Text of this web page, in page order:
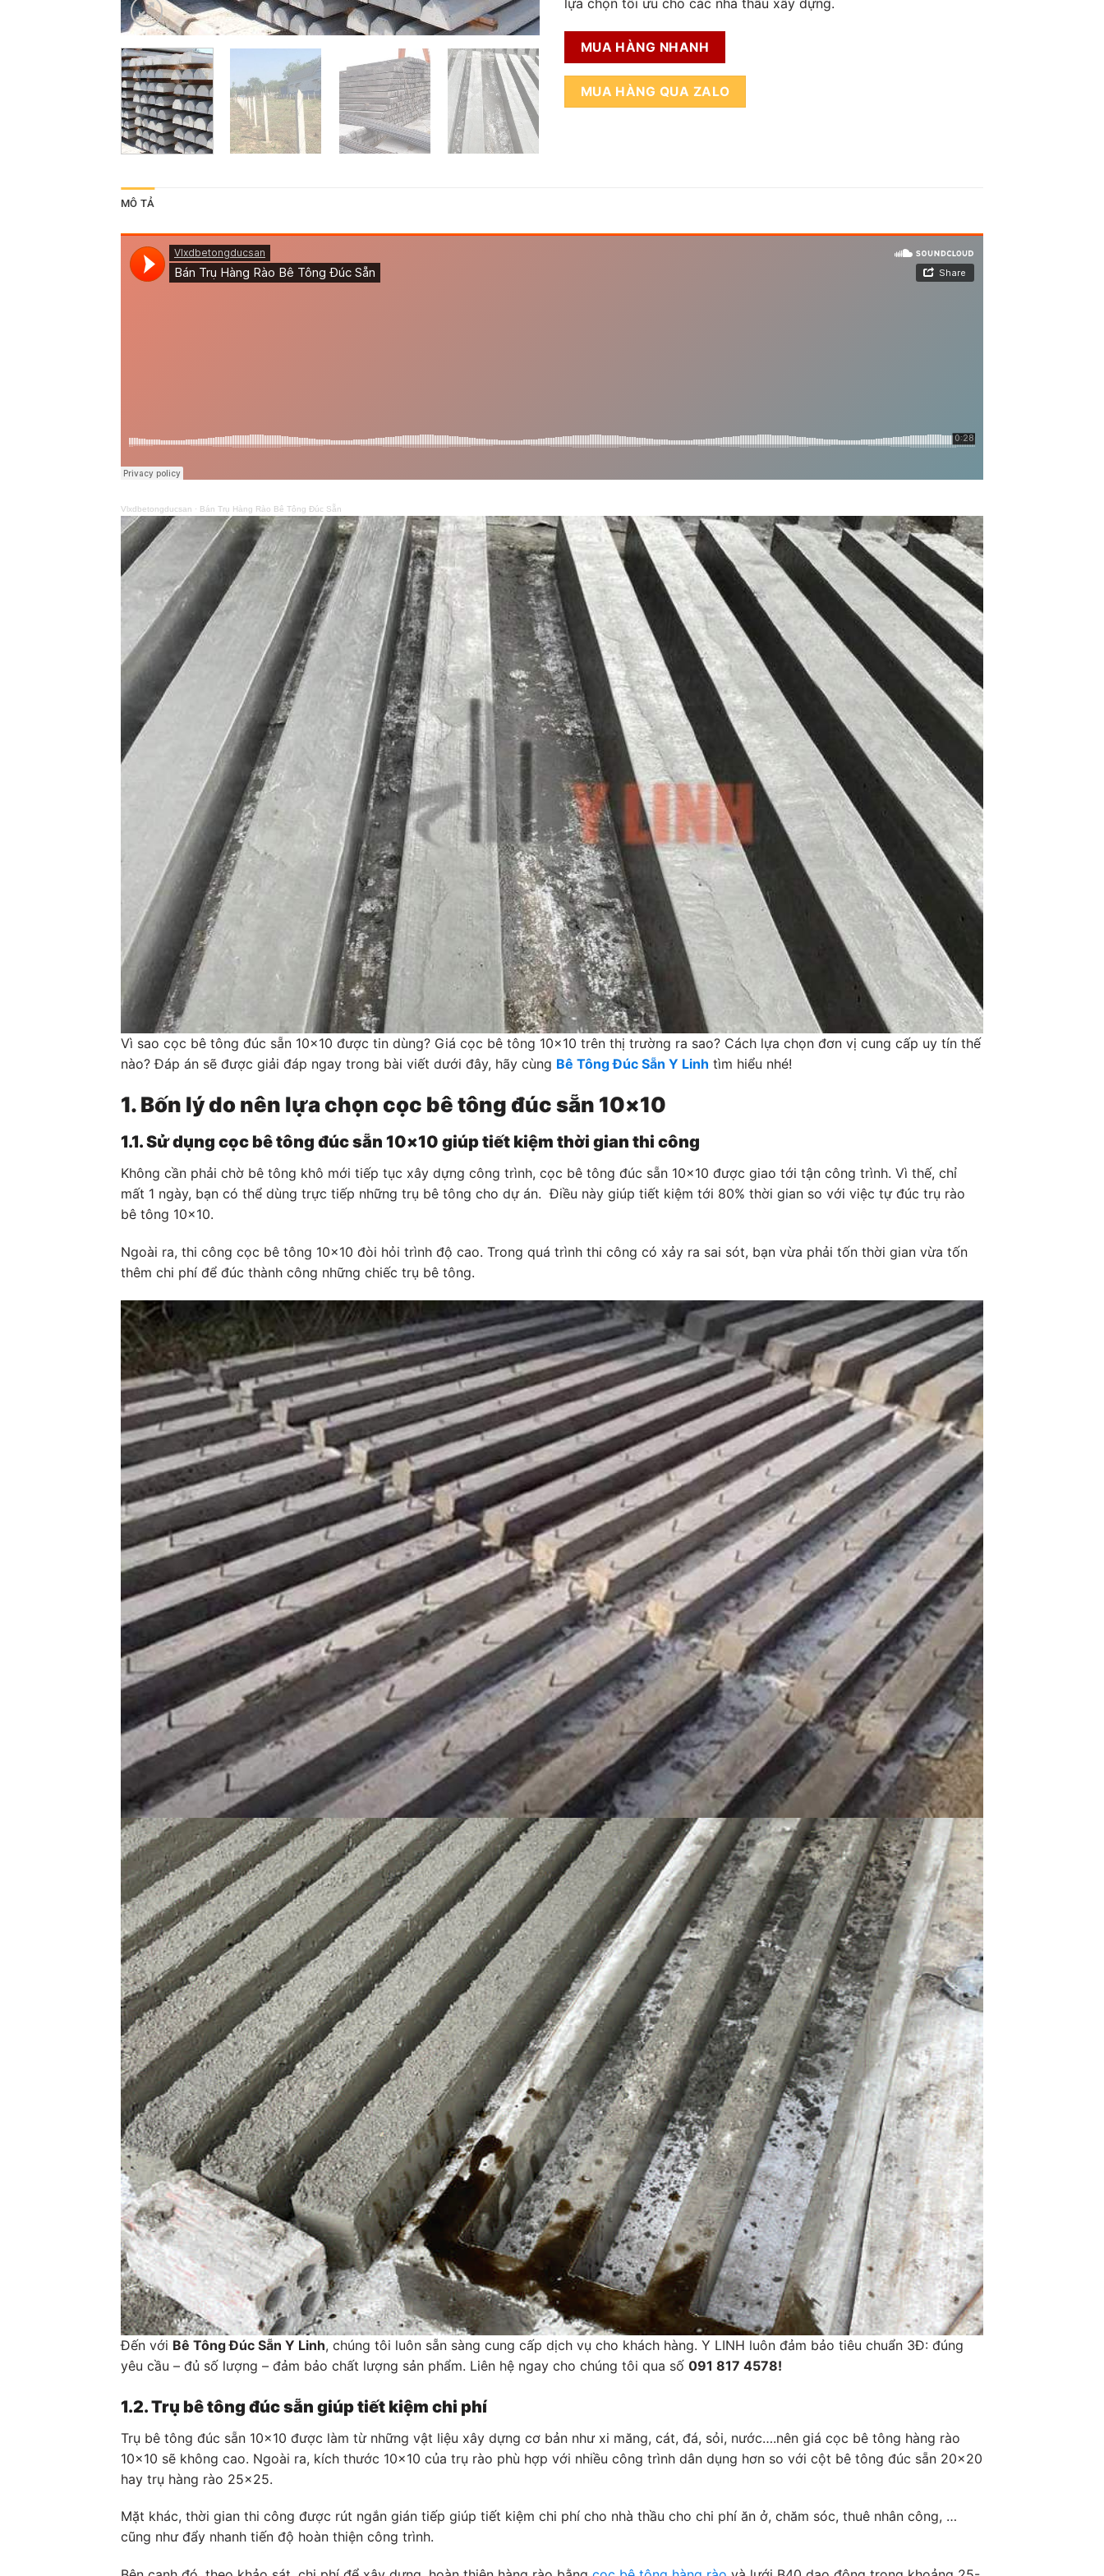
MUA HÀNG NHANH
MUA HÀNG QUA ZALO
MÔ TẢ
Vlxdbetongducsan · Bán Trụ Hàng Rào Bê Tông Đúc Sẵn
Vì sao cọc bê tông đúc sẵn 10×10 được tin dùng? Giá cọc bê tông 10×10 trên thị trường ra sao? Cách lựa chọn đơn vị cung cấp uy tín thế
nào? Đáp án sẽ được giải đáp ngay trong bài viết dưới đây, hãy cùng Bê Tông Đúc Sẵn Y Linh tìm hiểu nhé!
1. Bốn lý do nên lựa chọn cọc bê tông đúc sẵn 10×10
1.1. Sử dụng cọc bê tông đúc sẵn 10×10 giúp tiết kiệm thời gian thi công
Không cần phải chờ bê tông khô mới tiếp tục xây dựng công trình, cọc bê tông đúc sẵn 10×10 được giao tới tận công trình. Vì thế, chỉ
mất 1 ngày, bạn có thể dùng trực tiếp những trụ bê tông cho dự án. Điều này giúp tiết kiệm tới 80% thời gian so với việc tự đúc trụ rào
bê tông 10×10.
Ngoài ra, thi công cọc bê tông 10×10 đòi hỏi trình độ cao. Trong quá trình thi công có xảy ra sai sót, bạn vừa phải tốn thời gian vừa tốn
thêm chi phí để đúc thành công những chiếc trụ bê tông.
Đến với Bê Tông Đúc Sẵn Y Linh, chúng tôi luôn sẵn sàng cung cấp dịch vụ cho khách hàng. Y LINH luôn đảm bảo tiêu chuẩn 3Đ: đúng
yêu cầu – đủ số lượng – đảm bảo chất lượng sản phẩm. Liên hệ ngay cho chúng tôi qua số 091 817 4578!
1.2. Trụ bê tông đúc sẵn giúp tiết kiệm chi phí
Trụ bê tông đúc sẵn 10×10 được làm từ những vật liệu xây dựng cơ bản như xi măng, cát, đá, sỏi, nước….nên giá cọc bê tông hàng rào
10×10 sẽ không cao. Ngoài ra, kích thước 10×10 của trụ rào phù hợp với nhiều công trình dân dụng hơn so với cột bê tông đúc sẵn 20×20
hay trụ hàng rào 25×25.
Mặt khác, thời gian thi công được rút ngắn gián tiếp giúp tiết kiệm chi phí cho nhà thầu cho chi phí ăn ở, chăm sóc, thuê nhân công, …
cũng như đẩy nhanh tiến độ hoàn thiện công trình.